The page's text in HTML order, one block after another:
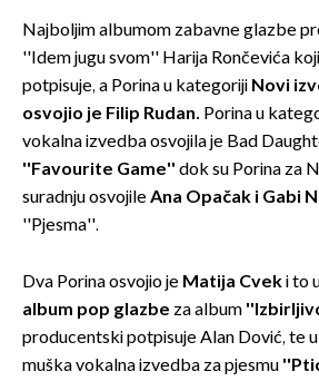
Najboljim albumom zabavne glazbe
''Idem jugu svom'' Harija Rončevića
potpisuje, a Porina u kategoriji Novi
osvojio je Filip Rudan. Porina u
vokalna izvedba osvojila je Bad
''Favourite Game'' dok su Porina za
suradnju osvojileAna Opačak i Gabi
''Pjesma''.
Dva Porina osvojio je Matija Cveki to
album pop glazbe za album
producentski potpisuje Alan Dović, te
muška vokalna izvedba za pjesmu